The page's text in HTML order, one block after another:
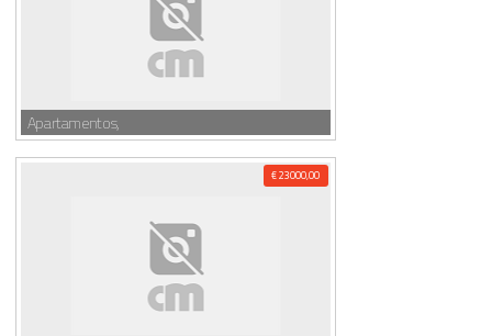
Apartamentos,
€ 23000,00